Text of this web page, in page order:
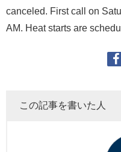
canceled. First call on
AM. Heat starts are
この記事を書いた人